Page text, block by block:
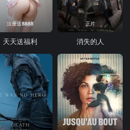
注册送8888
天天送福利
正片
消失的人